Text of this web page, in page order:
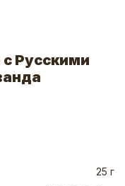
Русскими
25 г